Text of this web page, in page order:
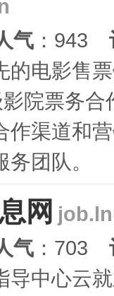
气 ：943
的电影售
院票务
作渠道和
团队。
网
气 ：703
导中心云